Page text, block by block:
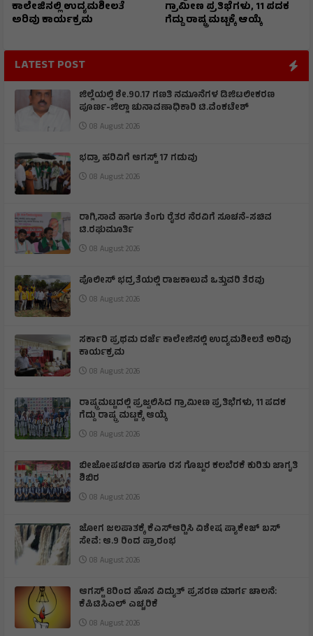
ಕಾಲೇಜಿನಲ್ಲಿ ಉದ್ಯಮಶೀಲತೆ
ಅರಿವು ಕಾರ್ಯಕ್ರಮ
ಗ್ರಾಮೀಣ ಪ್ರತಿಭೆಗಳು, 11 ಪದಕ
ಗೆದ್ದು ರಾಷ್ಟ್ರ ಮಟ್ಟಕ್ಕೆ ಆಯ್ಕೆ
LATEST POST
ಜಿಲ್ಲೆಯಲ್ಲಿ ಶೇ.90.17 ಗಣತಿ ನಮೂನೆಗಳ ಡಿಜಿಟಲೀಕರಣ
ಪೂರ್ಣ-ಜಿಲ್ಲಾ ಚುನಾವಣಾಧಿಕಾರಿ ಟಿ.ವೆಂಕಟೇಶ್
08 August 2026
ಭದ್ರಾ ಹರಿವಿಗೆ ಆಗಸ್ಟ್ 17 ಗಡುವು
08 August 2026
ರಾಗಿ,ಸಾವೆ ಹಾಗೂ ತೆಂಗು ರೈತರ ನೆರವಿಗೆ ಸೂಚನೆ-ಸಚಿವ
ಟಿ.ರಘುಮೂರ್ತಿ
08 August 2026
ಪೊಲೀಸ್ ಭದ್ರತೆಯಲ್ಲಿ ರಾಜಕಾಲುವೆ ಒತ್ತುವರಿ ತೆರವು
08 August 2026
ಸರ್ಕಾರಿ ಪ್ರಥಮ ದರ್ಜೆ ಕಾಲೇಜಿನಲ್ಲಿ ಉದ್ಯಮಶೀಲತೆ ಅರಿವು
ಕಾರ್ಯಕ್ರಮ
08 August 2026
ರಾಷ್ಟ್ರಮಟ್ಟದಲ್ಲಿ ಪ್ರಜ್ವಲಿಸಿದ ಗ್ರಾಮೀಣ ಪ್ರತಿಭೆಗಳು, 11 ಪದಕ
ಗೆದ್ದು ರಾಷ್ಟ್ರ ಮಟ್ಟಕ್ಕೆ ಆಯ್ಕೆ
08 August 2026
ಬೀಜೋಪಚರಣ ಹಾಗೂ ರಸ ಗೊಬ್ಬರ ಕಲಬೆರಕೆ ಕುರಿತು ಜಾಗೃತಿ
ಶಿಬಿರ
08 August 2026
ಜೋಗ ಜಲಪಾತಕ್ಕೆ ಕೆಎಸ್‍ಆರ್‍ಟಿಸಿ ವಿಶೇಷ ಪ್ಯಾಕೇಜ್ ಬಸ್
ಸೇವೆ: ಆ.9 ರಿಂದ ಪ್ರಾರಂಭ
08 August 2026
ಆಗಸ್ಟ್ 8ರಿಂದ ಹೊಸ ವಿದ್ಯುತ್ ಪ್ರಸರಣ ಮಾರ್ಗ ಚಾಲನೆ:
ಕೆಪಿಟಿಸಿಎಲ್ ಎಚ್ಚರಿಕೆ
08 August 2026